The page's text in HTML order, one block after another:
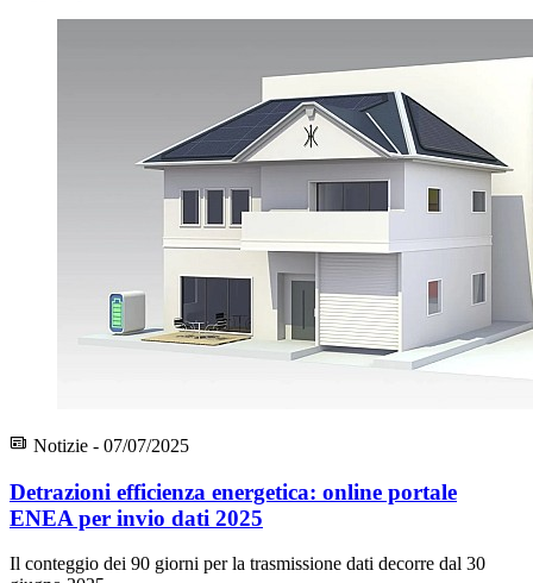
Notizie - 07/07/2025
Detrazioni efficienza energetica: online portale
ENEA per invio dati 2025
Il conteggio dei 90 giorni per la trasmissione dati decorre dal 30